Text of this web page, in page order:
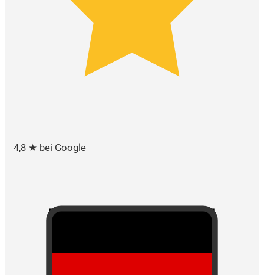
4,8 ★ bei Google